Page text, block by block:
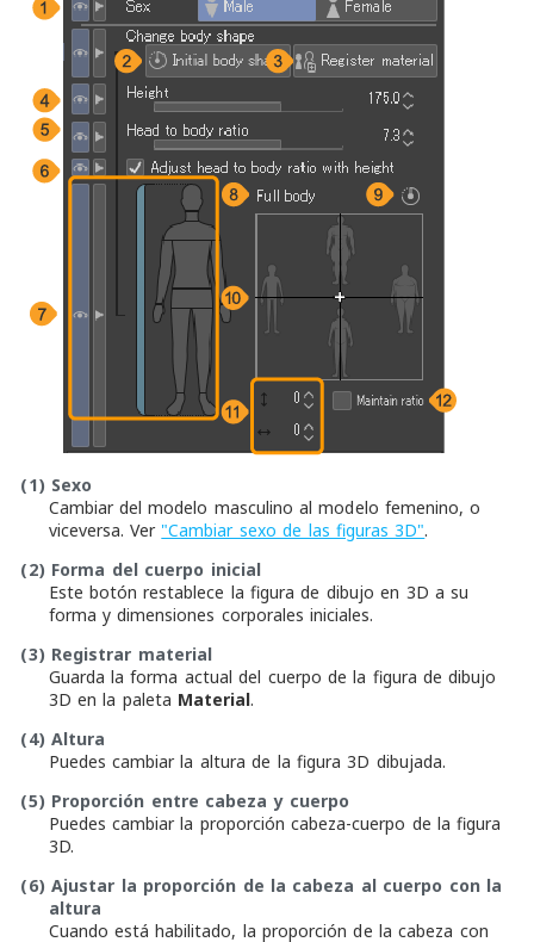
(1) Sexo
Cambiar del modelo masculino al modelo femenino, o
viceversa. Ver "Cambiar sexo de las figuras 3D".
(2) Forma del cuerpo inicial
Este botón restablece la figura de dibujo en 3D a su
forma y dimensiones corporales iniciales.
(3) Registrar material
Guarda la forma actual del cuerpo de la figura de dibujo
3D en la paleta Material.
(4) Altura
Puedes cambiar la altura de la figura 3D dibujada.
(5) Proporción entre cabeza y cuerpo
Puedes cambiar la proporción cabeza-cuerpo de la figura
3D.
(6) Ajustar la proporción de la cabeza al cuerpo con la
altura
Cuando está habilitado, la proporción de la cabeza con